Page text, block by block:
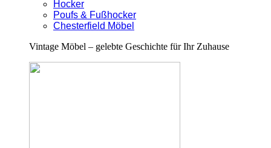
Hocker
Poufs & Fußhocker
Chesterfield Möbel
Vintage Möbel – gelebte Geschichte für Ihr Zuhause